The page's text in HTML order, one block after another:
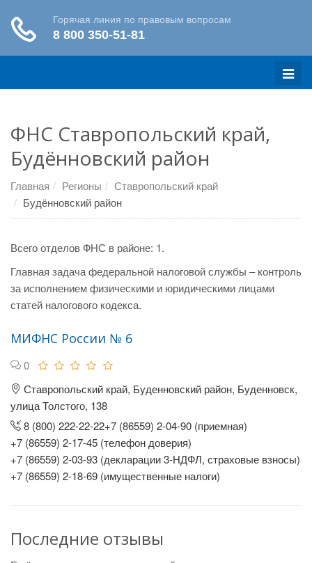
Меню
ФНС Ставропольский край,
Будённовский район
Главная Регионы
Ставропольский край
Будённовский район
Всего отделов ФНС в районе: 1.
Главная задача федеральной налоговой службы – контроль
за исполнением физическими и юридическими лицами
статей налогового кодекса.
МИФНС России № 6
0
Ставропольский край, Буденновский район, Буденновск,
улица Толстого, 138
8 (800) 222-22-22+7 (86559) 2-04-90 (приемная)
+7 (86559) 2-17-45 (телефон доверия)
+7 (86559) 2-03-93 (декларации 3-НДФЛ, страховые взносы)
+7 (86559) 2-18-69 (имущественные налоги)
Последние отзывы